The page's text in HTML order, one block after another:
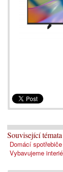
Související témata
Domácí
Vybavujeme